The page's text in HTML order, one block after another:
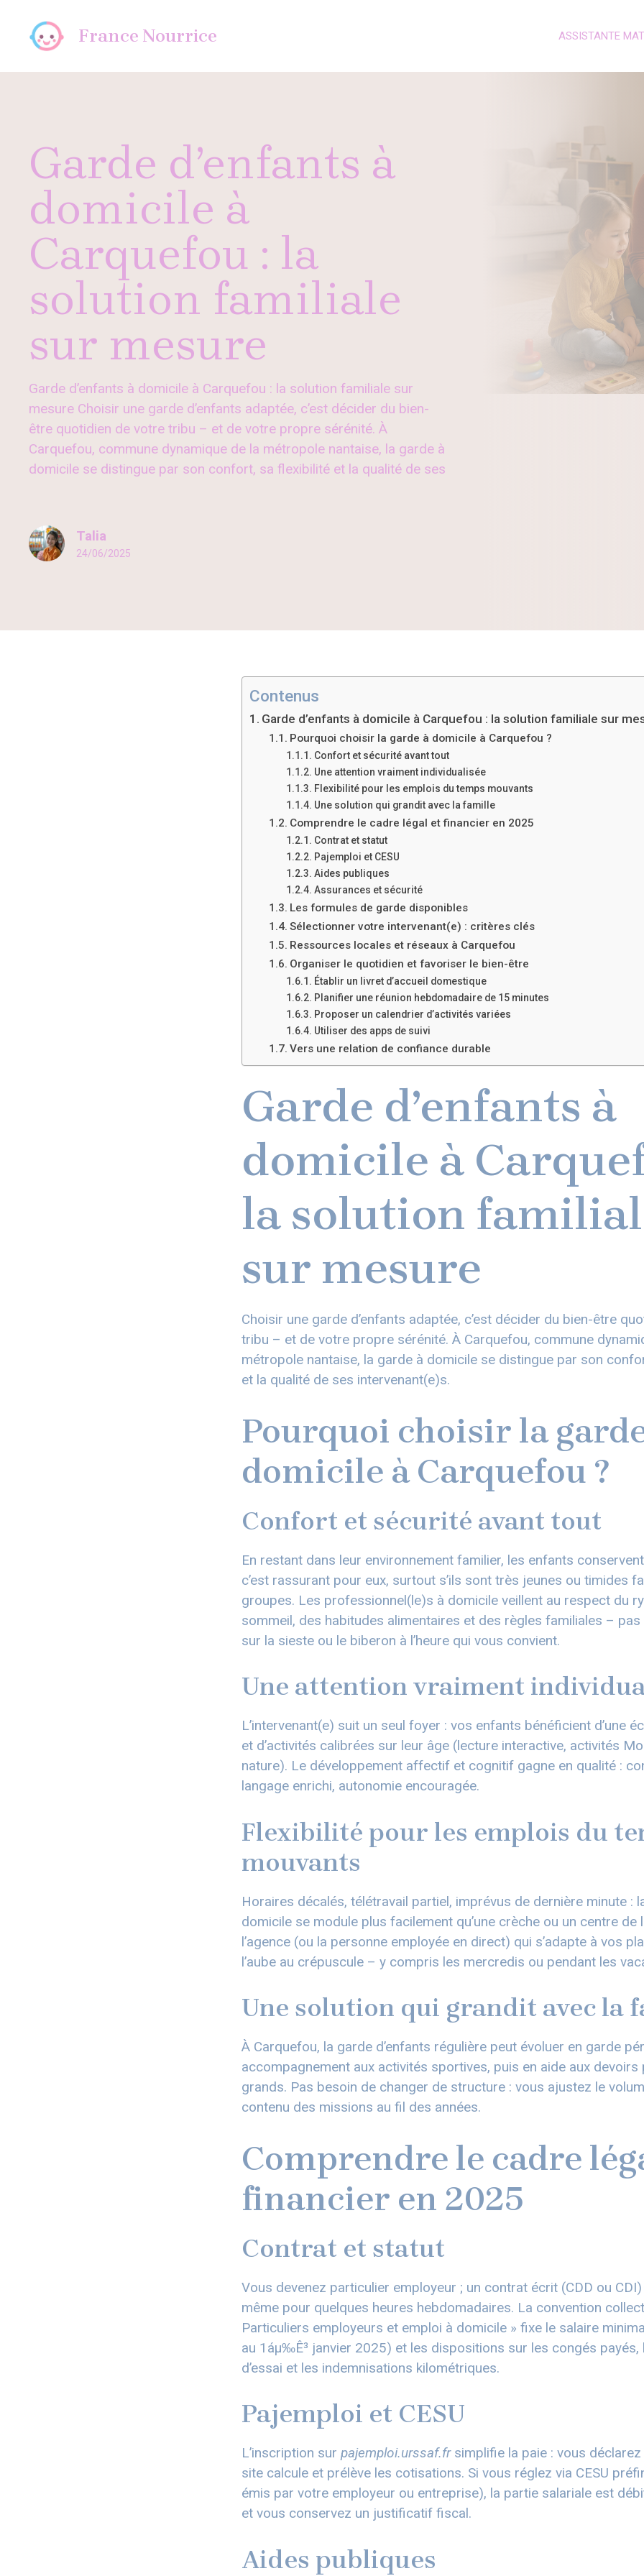
contenu
France Nourrice ASSISTANTE
Garde d’enfants à
domicile à
Carquefou : la
solution familiale
sur mesure
Garde d’enfants à domicile à Carquefou : la solution familiale sur
mesure Choisir une garde d’enfants adaptée, c’est décider du bien-
être quotidien de votre tribu – et de votre propre sérénité. À
Carquefou, commune dynamique de la métropole nantaise, la garde à
domicile se distingue par son confort, sa flexibilité et la qualité de ses
Talia
24/06/2025
Contenus
Garde d’enfants à domicile à Carquefou : la solution familiale sur
Pourquoi choisir la garde à domicile à Carquefou ?
Confort et sécurité avant tout
Une attention vraiment individualisée
Flexibilité pour les emplois du temps mouvants
Une solution qui grandit avec la famille
Comprendre le cadre légal et financier en 2025
Contrat et statut
Pajemploi et CESU
Aides publiques
Assurances et sécurité
Les formules de garde disponibles
Sélectionner votre intervenant(e) : critères clés
Ressources locales et réseaux à Carquefou
Organiser le quotidien et favoriser le bien-être
Établir un livret d’accueil domestique
Planifier une réunion hebdomadaire de 15 minutes
Proposer un calendrier d’activités variées
Utiliser des apps de suivi
Vers une relation de confiance durable
Garde d’enfants à
domicile à
la solution
sur mesure
Choisir une garde d’enfants adaptée, c’est décider du bien-être
tribu – et de votre propre sérénité. À Carquefou, commune
métropole nantaise, la garde à domicile se distingue par son
et la qualité de ses intervenant(e)s.
Pourquoi choisir la
domicile à Carquefou ?
Confort et sécurité avant tout
En restant dans leur environnement familier, les enfants
c’est rassurant pour eux, surtout s’ils sont très jeunes ou timides
groupes. Les professionnel(le)s à domicile veillent au respect du
sommeil, des habitudes alimentaires et des règles familiales –
sur la sieste ou le biberon à l’heure qui vous convient.
Une attention vraiment
L’intervenant(e) suit un seul foyer : vos enfants bénéficient d’une
et d’activités calibrées sur leur âge (lecture interactive, activités
nature). Le développement affectif et cognitif gagne en qualité :
langage enrichi, autonomie encouragée.
Flexibilité pour les emplois du
mouvants
Horaires décalés, télétravail partiel, imprévus de dernière minute :
domicile se module plus facilement qu’une crèche ou un centre de
l’agence (ou la personne employée en direct) qui s’adapte à vos
l’aube au crépuscule – y compris les mercredis ou pendant les
Une solution qui grandit avec la
À Carquefou, la garde d’enfants régulière peut évoluer en garde
accompagnement aux activités sportives, puis en aide aux devoirs
grands. Pas besoin de changer de structure : vous ajustez le
contenu des missions au fil des années.
Comprendre le cadre
financier en 2025
Contrat et statut
Vous devenez particulier employeur ; un contrat écrit (CDD ou
même pour quelques heures hebdomadaires. La convention
Particuliers employeurs et emploi à domicile » fixe le salaire
au 1áµ‰Ê³ janvier 2025) et les dispositions sur les congés payés,
d’essai et les indemnisations kilométriques.
Pajemploi et CESU
L’inscription sur pajemploi.urssaf.frsimplifie la paie : vous déclarez
site calcule et prélève les cotisations. Si vous réglez via CESU
émis par votre employeur ou entreprise), la partie salariale est
et vous conservez un justificatif fiscal.
Aides publiques